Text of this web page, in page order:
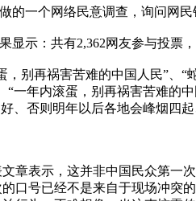
的一个网络民意调查，询问网
显示：共有2,362网友参与投票
，别再祸害苦难的中国人民”、
一年内滚蛋，别再祸害苦难的
、否则明年以后各地会峰烟四
章表示，这并非中国民众第一
口号已经不是来自于现场冲突